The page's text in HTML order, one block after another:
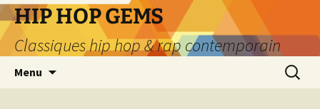
Aller
au
contenu
HIP HOP GEMS
Classiques hip hop & rap contemporain
Menu